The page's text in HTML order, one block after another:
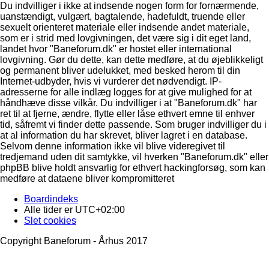
Du indvilliger i ikke at indsende nogen form for fornærmende,
uanstændigt, vulgært, bagtalende, hadefuldt, truende eller
sexuelt orienteret materiale eller indsende andet materiale,
som er i strid med lovgivningen, det være sig i dit eget land,
landet hvor "Baneforum.dk" er hostet eller international
lovgivning. Gør du dette, kan dette medføre, at du øjeblikkeligt
og permanent bliver udelukket, med besked herom til din
Internet-udbyder, hvis vi vurderer det nødvendigt. IP-
adresserne for alle indlæg logges for at give mulighed for at
håndhæve disse vilkår. Du indvilliger i at "Baneforum.dk" har
ret til at fjerne, ændre, flytte eller låse ethvert emne til enhver
tid, såfremt vi finder dette passende. Som bruger indvilliger du i
at al information du har skrevet, bliver lagret i en database.
Selvom denne information ikke vil blive videregivet til
tredjemand uden dit samtykke, vil hverken "Baneforum.dk" eller
phpBB blive holdt ansvarlig for ethvert hackingforsøg, som kan
medføre at dataene bliver kompromitteret
Boardindeks
Alle tider er UTC+02:00
Slet cookies
Copyright Baneforum - Århus 2017